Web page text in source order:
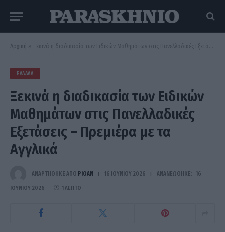
Αρχική » Ξεκινά η διαδικασία των Ειδικών Μαθημάτων στις Πανελλαδικές Εξετάσεις – Πρεμιέρα με τα Αγγλικά
ΕΛΛΆΔΑ
Ξεκινά η διαδικασία των Ειδικών
Μαθημάτων στις Πανελλαδικές
Εξετάσεις – Πρεμιέρα με τα
Αγγλικά
ΑΝΑΡΤΗΘΗΚΕ ΑΠΟ PIOAN 16 ΙΟΥΝΊΟΥ 2026 ΑΝΑΝΕΏΘΗΚΕ: 16
ΙΟΥΝΊΟΥ 2026 1 ΛΕΠΤΌ